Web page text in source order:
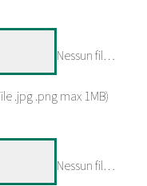
Nessun file scelto
.jpg .png max 1MB)
Nessun file scelto